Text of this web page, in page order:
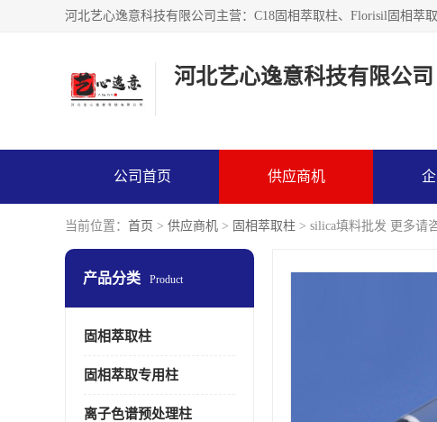
河北艺心逸意科技有限公司
公司首页 供应商机
当前位置： 首页 > 供应商机 > 固相萃取柱 > silica填料批发 更多请
产品分类 Product
固相萃取柱
固相萃取专用柱
离子色谱预处理柱